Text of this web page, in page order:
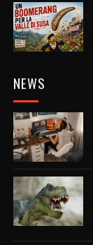
NEWS